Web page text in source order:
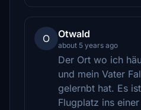
O Otwald
about 5 years ago
Der Ort wo ich
und mein Vater
gelernbt hat. Es
Flugplatz ins